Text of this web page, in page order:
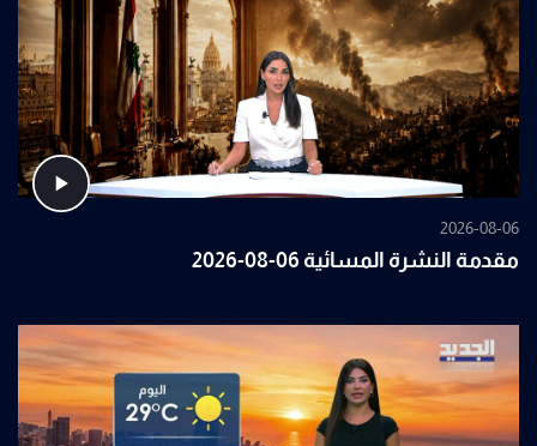
2026-08-06
مقدمة النشرة المسائية 06-08-2026